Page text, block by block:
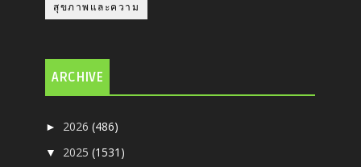
สุขภาพและความ
ARCHIVE
► 2026(486)
▼ 2025(1531)